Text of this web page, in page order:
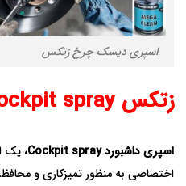
اسپری دیسک چرخ زتکس
زتکس Zettex Cockpit spray:
اسپری داشبورد Cockpit spray ، یک
اختصاصی به منظور تمیزکاری و